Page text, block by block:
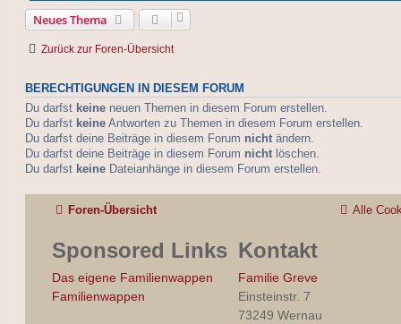
Neues Thema
Zurück zur Foren-Übersicht
BERECHTIGUNGEN IN DIESEM FORUM
Du darfst keine neuen Themen in diesem Forum erstellen.
Du darfst keine Antworten zu Themen in diesem Forum erstellen.
Du darfst deine Beiträge in diesem Forum nicht ändern.
Du darfst deine Beiträge in diesem Forum nicht löschen.
Du darfst keine Dateianhänge in diesem Forum erstellen.
Foren-Übersicht Alle
Sponsored Links
Das eigene Familienwappen
Familienwappen
Kontakt
Familie Greve
Einsteinstr. 7
73249 Wernau